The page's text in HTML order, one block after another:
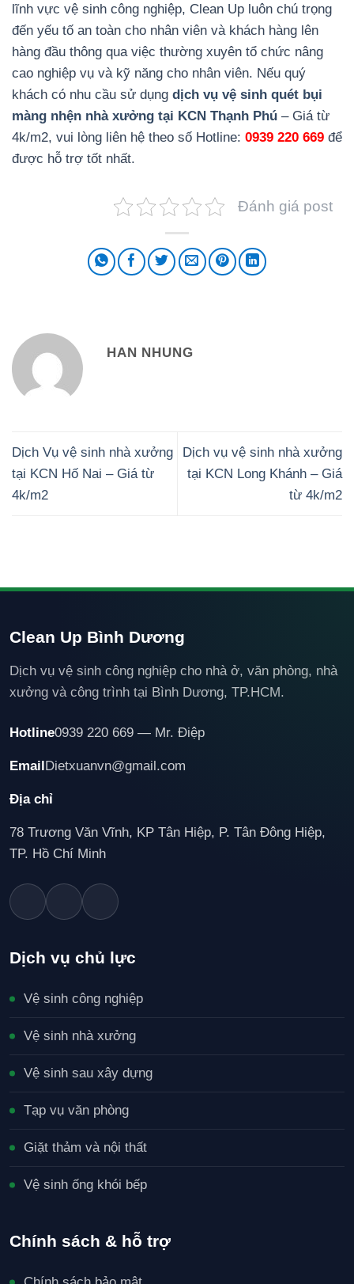
lĩnh vực vệ sinh công nghiệp, Clean Up luôn chú trọng
đến yếu tố an toàn cho nhân viên và khách hàng lên
hàng đầu thông qua việc thường xuyên tổ chức nâng
cao nghiệp vụ và kỹ năng cho nhân viên. Nếu quý
khách có nhu cầu sử dụng dịch vụ vệ sinh quét bụi
màng nhện nhà xưởng tại KCN Thạnh Phú – Giá từ
4k/m2, vui lòng liên hệ theo số Hotline: 0939 220 669 để
được hỗ trợ tốt nhất.
Đánh giá post
HAN NHUNG
Dịch Vụ vệ sinh nhà xưởng
tại KCN Hố Nai – Giá từ
4k/m2
Dịch vụ vệ sinh nhà xưởng
tại KCN Long Khánh – Giá
từ 4k/m2
Clean Up Bình Dương
Dịch vụ vệ sinh công nghiệp cho nhà ở, văn phòng, nhà
xưởng và công trình tại Bình Dương, TP.HCM.
Hotline0939 220 669 — Mr. Điệp
EmailDietxuanvn@gmail.com
Địa chỉ
78 Trương Văn Vĩnh, KP Tân Hiệp, P. Tân Đông Hiệp,
TP. Hồ Chí Minh
Dịch vụ chủ lực
Vệ sinh công nghiệp
Vệ sinh nhà xưởng
Vệ sinh sau xây dựng
Tạp vụ văn phòng
Giặt thảm và nội thất
Vệ sinh ống khói bếp
Chính sách & hỗ trợ